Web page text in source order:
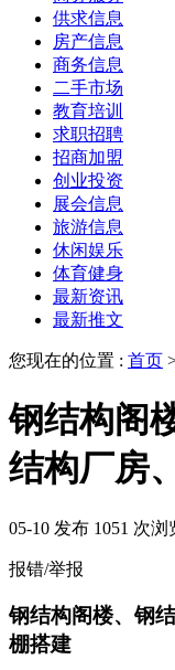
供求信息
房产信息
商务信息
二手市场
教育培训
求职招聘
招商加盟
创业投资
展会信息
旅游信息
休闲娱乐
体育健身
最新资讯
最新推文
您现在的位置 : 首页
钢结构阁
结构厂房
05-10 发布 1051 次浏
报错/举报
钢结构阁楼、钢
棚搭建